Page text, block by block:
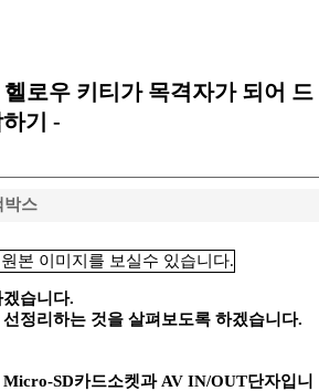
로우 키티가 목격자가 되어 드
기 -
박스
습니다.
정리하는 것을 살펴보도록 하겠습니다.
SD카드소켓과 AV IN/OUT단자입니